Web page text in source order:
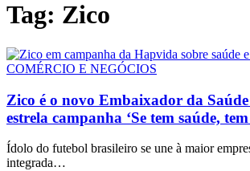
Tag: Zico
COMÉRCIO E NEGÓCIOS
Zico é o novo Embaixador da
estrela campanha ‘Se tem saúde,
Ídolo do futebol brasileiro se une à maior
integrada…